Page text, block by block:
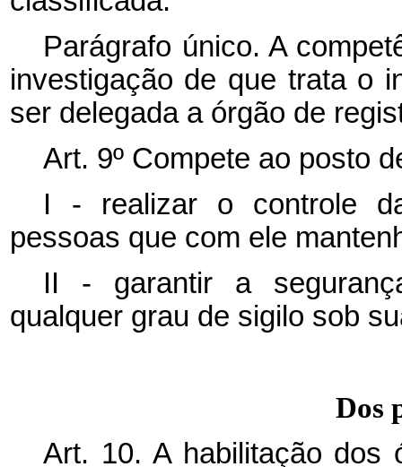
Parágrafo único. A
investigação de que trata o
ser delegada a órgão de
Art. 9º Compete ao posto
I - realizar o controle
pessoas que com ele
II - garantir a
qualquer grau de sigilo sob
Dos
Art. 10. A habilitação dos